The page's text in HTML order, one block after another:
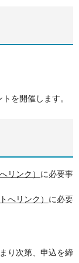
を開催します。
リンク） に必要事
へリンク） に必要
り次第、申込を締